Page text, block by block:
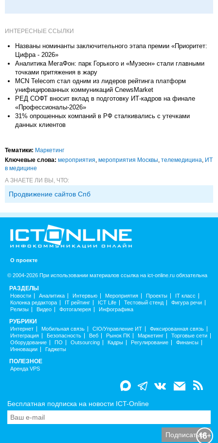
ИНТЕРЕСНЫЕ ССЫЛКИ
Названы номинанты заключительного этапа премии «Приоритет:
Цифра - 2026»
Аналитика МегаФон: парк Горького и «Музеон» стали главными
точками притяжения в жару
MCN Telecom стал одним из лидеров рейтинга платформ
унифицированных коммуникаций CnewsMarket
РЕД СОФТ вносит вклад в подготовку ИТ‑кадров на финале
«Профессионалы-2026»
31% опрошенных компаний в РФ сталкивались с утечками
данных клиентов
Тематики: Маркетинг
Ключевые слова: мероприятия мероприятия Москвы телемедицина ИТ
в медицине
А ЗНАЕТЕ ЛИ ВЫ, ЧТО:
Продвижение сайтов Спб
О проекте
© 2004-2026 При использовании материалов ссылка на ict-online.ru обязательна
РАЗДЕЛЫ
Новости Аналитика Интервью Мероприятия Проекты
IT класс
Колонка редактора
IT рейтинг ICT Life Тестовый стенд
Фигура речи
Релизы
Видео Фотогалерея Инфографика
РУБРИКИ
Интернет Мобильная связь CIO/Управление ИТ
Фиксированная связь
Интеграция
Безопасность Веб Рынок ПК Маркетинг
Торговые сети
Оборудование
ПО Outsourcing Кадры Регулирование
Финансы
Инновации
Гаджеты
ПОЛЕЗНОЕ
Аренда VPS
Бесплатная подписка на новости ICT-Online